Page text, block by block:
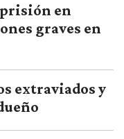
prisión en
graves en
extraviados y